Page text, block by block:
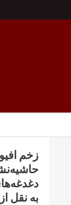
زخم
به نقل